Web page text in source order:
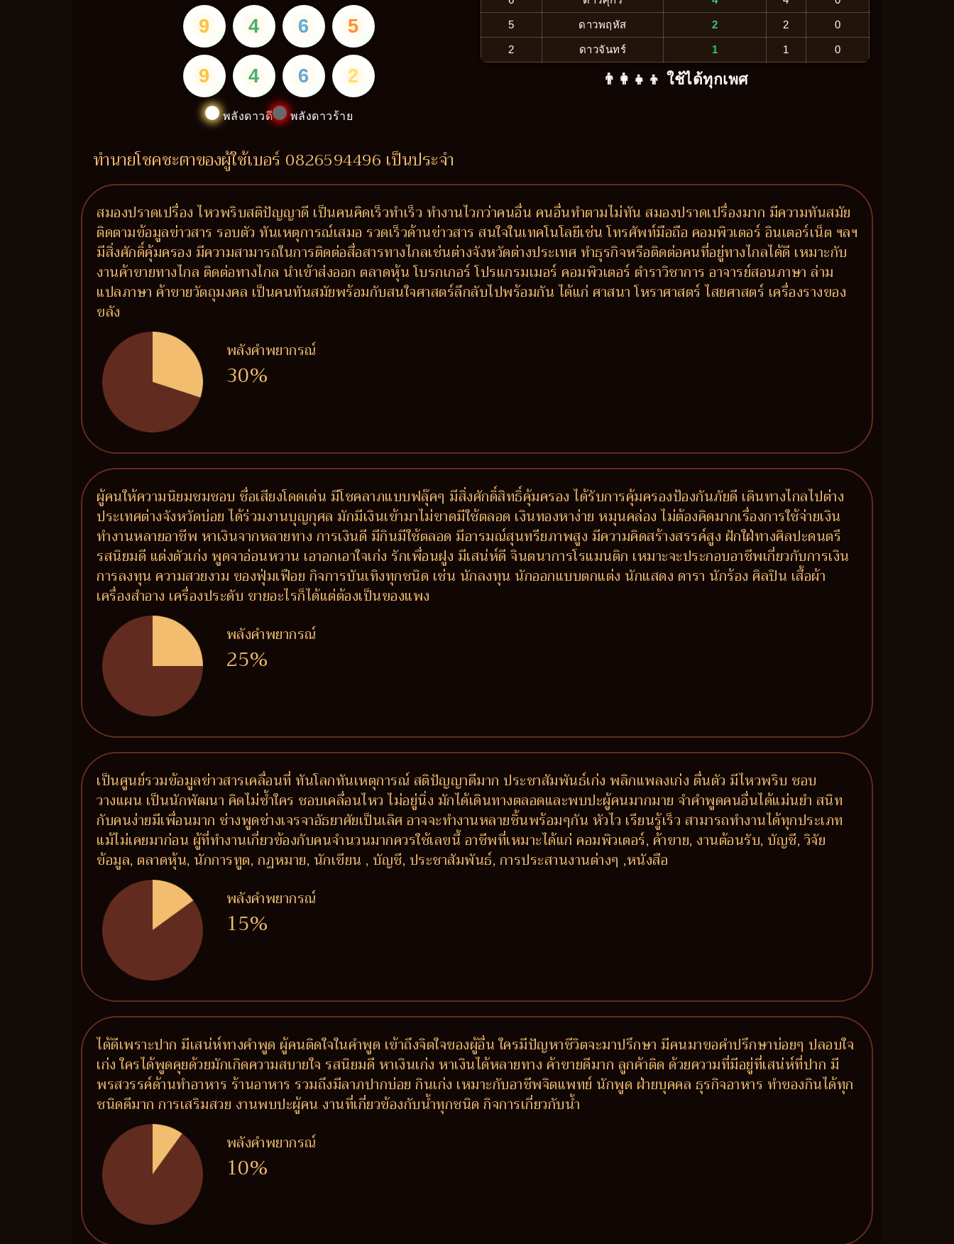
9 4 6 5
9 4 6 2
พลังดาวดี พลังดาวร้าย
5 ดาวพฤหัส 2 2 0
2 ดาวจันทร์ 1 1 0
👨‍👩‍👧‍👦 ใช้ได้ทุกเพศ
ทำนายโชคชะตาของผู้ใช้เบอร์ 0826594496 เป็นประจำ
สมองปราดเปรื่อง ไหวพริบสติปัญญาดี เป็นคนคิดเร็วทำเร็ว ทำงานไวกว่าคนอื่น คนอื่นทำตามไม่ทัน สมองปราดเปรื่องมาก มีความทันสมัย
ติดตามข้อมูลข่าวสาร รอบตัว ทันเหตุการณ์เสมอ รวดเร็วด้านข่าวสาร สนใจในเทคโนโลยีเช่น โทรศัพท์มือถือ คอมพิวเตอร์ อินเตอร์เน็ต ฯลฯ
มีสิ่งศักดิ์คุ้มครอง มีความสามารถในการติดต่อสื่อสารทางไกลเช่นต่างจังหวัดต่างประเทศ ทำธุรกิจหรือติดต่อคนที่อยู่ทางไกลได้ดี เหมาะกับ
งานค้าขายทางไกล ติดต่อทางไกล นำเข้าส่งออก ตลาดหุ้น โบรกเกอร์ โปรแกรมเมอร์ คอมพิวเตอร์ ตำราวิชาการ อาจารย์สอนภาษา ล่าม
แปลภาษา ค้าขายวัตถุมงคล เป็นคนทันสมัยพร้อมกับสนใจศาสตร์ลึกลับไปพร้อมกัน ได้แก่ ศาสนา โหราศาสตร์ ไสยศาสตร์ เครื่องรางของ
ขลัง
พลังคำพยากรณ์
30%
ผู้คนให้ความนิยมชมชอบ ชื่อเสียงโดดเด่น มีโชคลาภแบบฟลุ๊คๆ มีสิ่งศักดิ์สิทธิ์คุ้มครอง ได้รับการคุ้มครองป้องกันภัยดี เดินทางไกลไปต่าง
ประเทศต่างจังหวัดบ่อย ได้ร่วมงานบุญกุศล มักมีเงินเข้ามาไม่ขาดมีใช้ตลอด เงินทองหาง่าย หมุนคล่อง ไม่ต้องคิดมากเรื่องการใช้จ่ายเงิน
ทำงานหลายอาชีพ หาเงินจากหลายทาง การเงินดี มีกินมีใช้ตลอด มีอารมณ์สุนทรียภาพสูง มีความคิดสร้างสรรค์สูง ฝักใฝ่ทางศิลปะดนตรี
รสนิยมดี แต่งตัวเก่ง พูดจาอ่อนหวาน เอาอกเอาใจเก่ง รักเพื่อนฝูง มีเสน่ห์ดี จินตนาการโรแมนติก เหมาะจะประกอบอาชีพเกี่ยวกับการเงิน
การลงทุน ความสวยงาม ของฟุ่มเฟือย กิจการบันเทิงทุกชนิด เช่น นักลงทุน นักออกแบบตกแต่ง นักแสดง ดารา นักร้อง ศิลปิน เสื้อผ้า
เครื่องสำอาง เครื่องประดับ ขายอะไรก็ได้แต่ต้องเป็นของแพง
พลังคำพยากรณ์
25%
เป็นศูนย์รวมข้อมูลข่าวสารเคลื่อนที่ ทันโลกทันเหตุการณ์ สติปัญญาดีมาก ประชาสัมพันธ์เก่ง พลิกแพลงเก่ง ตื่นตัว มีไหวพริบ ชอบ
วางแผน เป็นนักพัฒนา คิดไม่ซ้ำใคร ชอบเคลื่อนไหว ไม่อยู่นิ่ง มักได้เดินทางตลอดและพบปะผู้คนมากมาย จำคำพูดคนอื่นได้แม่นยำ สนิท
กับคนง่ายมีเพื่อนมาก ช่างพูดช่างเจรจาอัธยาศัยเป็นเลิศ อาจจะทำงานหลายชิ้นพร้อมๆกัน หัวไว เรียนรู้เร็ว สามารถทำงานได้ทุกประเภท
แม้ไม่เคยมาก่อน ผู้ที่ทำงานเกี่ยวข้องกับคนจำนวนมากควรใช้เลขนี้ อาชีพที่เหมาะได้แก่ คอมพิวเตอร์, ค้าขาย, งานต้อนรับ, บัญชี, วิจัย
ข้อมูล, ตลาดหุ้น, นักการทูต, กฏหมาย, นักเขียน , บัญชี, ประชาสัมพันธ์, การประสานงานต่างๆ ,หนังสือ
พลังคำพยากรณ์
15%
ได้ดีเพราะปาก มีเสน่ห์ทางคำพูด ผู้คนติดใจในคำพูด เข้าถึงจิตใจของผู้อื่น ใครมีปัญหาชีวิตจะมาปรึกษา มีคนมาขอคำปรึกษาบ่อยๆ ปลอบใจ
เก่ง ใครได้พูดคุยด้วยมักเกิดความสบายใจ รสนิยมดี หาเงินเก่ง หาเงินได้หลายทาง ค้าขายดีมาก ลูกค้าติด ด้วยความที่มีอยู่ที่เสน่ห์ที่ปาก มี
พรสวรรค์ด้านทำอาหาร ร้านอาหาร รวมถึงมีลาภปากบ่อย กินเก่ง เหมาะกับอาชีพจิตแพทย์ นักพูด ฝ่ายบุคคล ธุรกิจอาหาร ทำของกินได้ทุก
ชนิดดีมาก การเสริมสวย งานพบปะผู้คน งานที่เกี่ยวข้องกับน้ำทุกชนิด กิจการเกี่ยวกับน้ำ
พลังคำพยากรณ์
10%